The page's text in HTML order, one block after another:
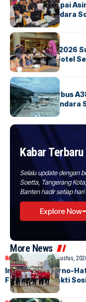
Kopilot Maskapai
Ekstasi di Bandara
BERITAINDEX
GM For A Day 2026
Operasional Hotel
BANDARA BERITA
8 Agustus, Airbus
Perdana di Bandara
Kabar
Selalu update dengan
Soetta, Tangerang
Banten hadir setiap
Explore Now
More News
BANDARA BERITA8 Agustus,
Imigrasi Soekarno-
Funwalk dan Bakti